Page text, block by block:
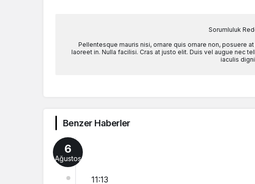
Sorumluluk
Pellentesque mauris nisi, ornare quis ornare non, posuere
laoreet in. Nulla facilisi. Cras at justo elit. Duis vel augue nec
iaculis
Benzer Haberler
6
Ağustos
11:13